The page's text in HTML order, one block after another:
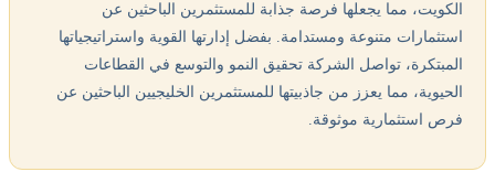
الكويت، مما يجعلها فرصة جذابة للمستثمرين الباحثين عن
استثمارات متنوعة ومستدامة. بفضل إدارتها القوية واستراتيجياتها
المبتكرة، تواصل الشركة تحقيق النمو والتوسع في القطاعات
الحيوية، مما يعزز من جاذبيتها للمستثمرين الخليجيين الباحثين عن
فرص استثمارية موثوقة.